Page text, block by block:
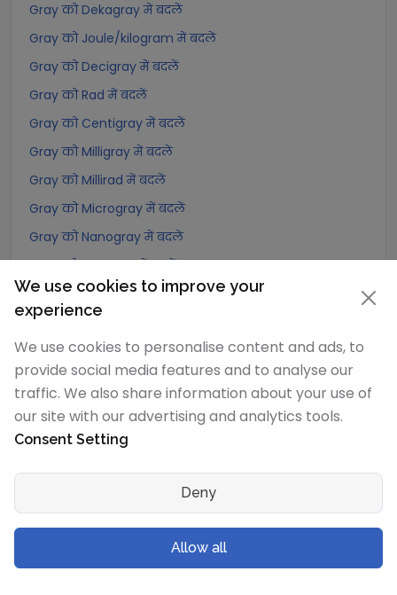
Gray को Dekagray में बदलें
Gray को Joule/kilogram में बदलें
Gray को Decigray में बदलें
Gray को Rad में बदलें
Gray को Centigray में बदलें
Gray को Milligray में बदलें
Gray को Millirad में बदलें
Gray को Microgray में बदलें
Gray को Nanogray में बदलें
Gray को Picogray में बदलें
Gray को Femtogray में बदलें
Gray को Attogray में बदलें
Joule/kilogram रूपांतरण
Joule/kilogram को Exagray में बदलें
Joule/kilogram को Petagray में बदलें
Joule/kilogram को Gigagray में बदलें
Joule/kilogram को Joule/milligram में बदलें
We use cookies to improve your
experience
We use cookies to personalise content and ads, to
provide social media features and to analyse our
traffic. We also share information about your use of
our site with our advertising and analytics tools.
Consent Setting
Deny
Allow all